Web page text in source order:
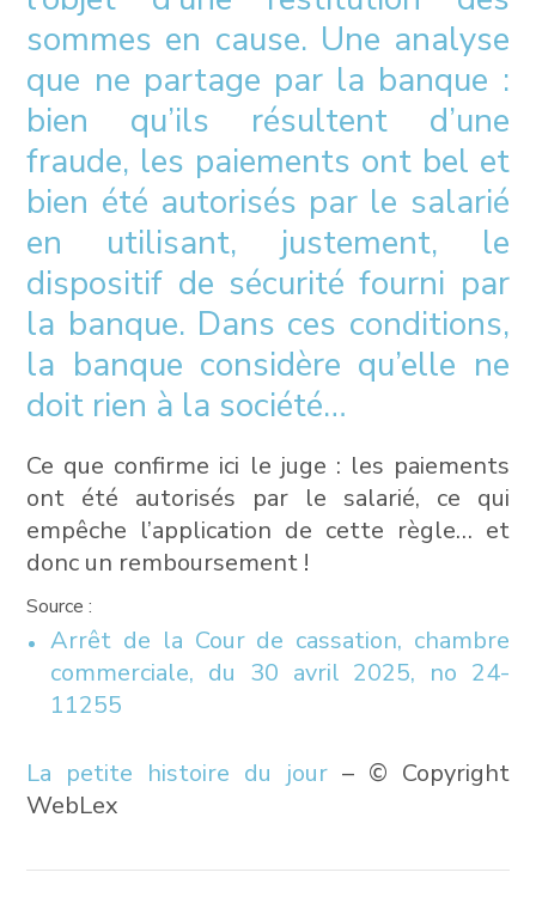
sommes en cause. Une analyse
que ne partage par la banque :
bien qu’ils résultent d’une
fraude, les paiements ont bel et
bien été autorisés par le salarié
en utilisant, justement, le
dispositif de sécurité fourni par
la banque. Dans ces conditions,
la banque considère qu’elle ne
doit rien à la société…
Ce que confirme ici le juge : les paiements
ont été autorisés par le salarié, ce qui
empêche l’application de cette règle… et
donc un remboursement !
Source :
Arrêt de la Cour de cassation, chambre
commerciale, du 30 avril 2025, no 24-
11255
La petite histoire du jour– © Copyright
WebLex